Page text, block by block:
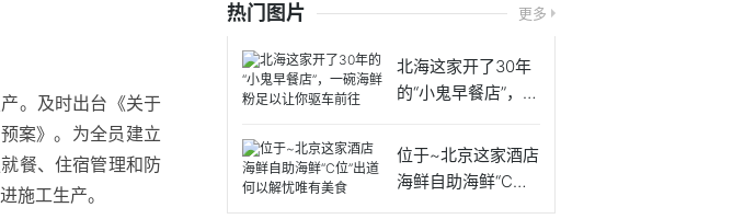
。及时出台《关于
案》。为全员建立
餐、住宿管理和防
施工生产。
热门图片 更多
北海这家开了30年
的“小鬼早餐店”，一
位于~北京这家酒店
海鲜自助海鲜“C位”
出